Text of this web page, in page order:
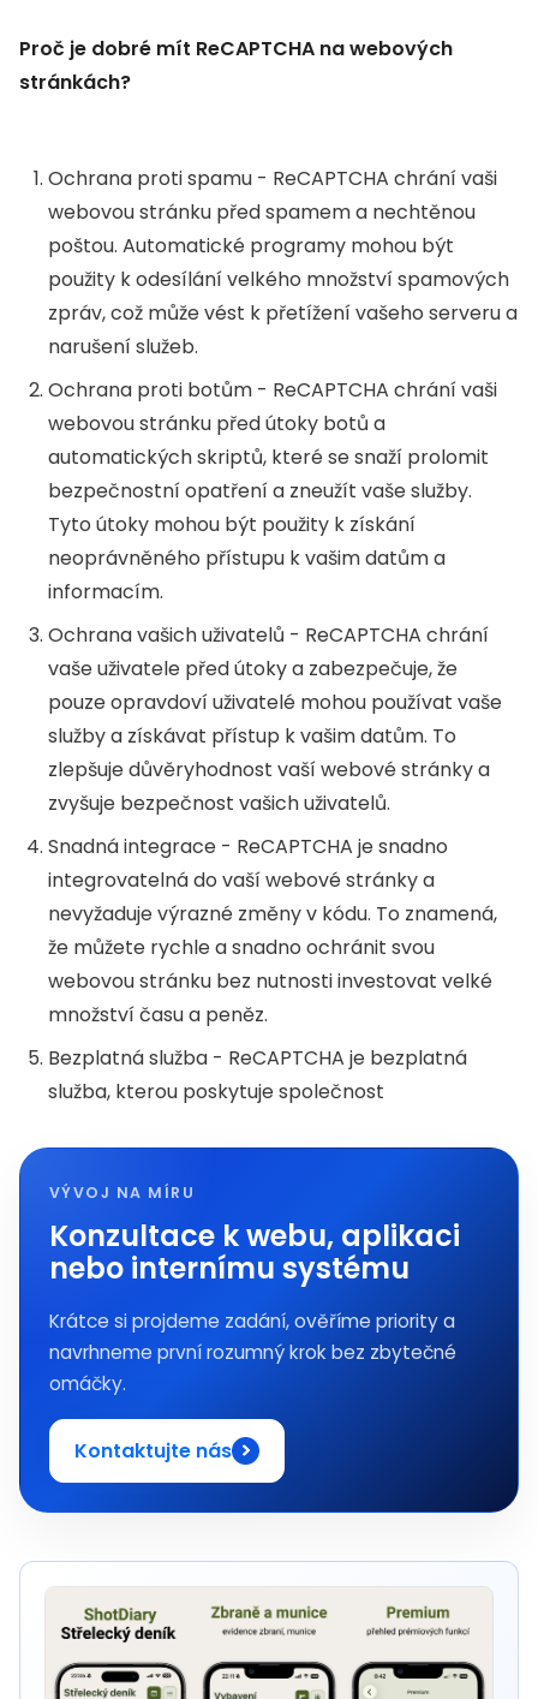
Proč je dobré mít ReCAPTCHA na webových
stránkách?
Ochrana proti spamu - ReCAPTCHA chrání vaši
webovou stránku před spamem a nechtěnou
poštou. Automatické programy mohou být
použity k odesílání velkého množství spamových
zpráv, což může vést k přetížení vašeho serveru a
narušení služeb.
Ochrana proti botům - ReCAPTCHA chrání vaši
webovou stránku před útoky botů a
automatických skriptů, které se snaží prolomit
bezpečnostní opatření a zneužít vaše služby.
Tyto útoky mohou být použity k získání
neoprávněného přístupu k vašim datům a
informacím.
Ochrana vašich uživatelů - ReCAPTCHA chrání
vaše uživatele před útoky a zabezpečuje, že
pouze opravdoví uživatelé mohou používat vaše
služby a získávat přístup k vašim datům. To
zlepšuje důvěryhodnost vaší webové stránky a
zvyšuje bezpečnost vašich uživatelů.
Snadná integrace - ReCAPTCHA je snadno
integrovatelná do vaší webové stránky a
nevyžaduje výrazné změny v kódu. To znamená,
že můžete rychle a snadno ochránit svou
webovou stránku bez nutnosti investovat velké
množství času a peněz.
Bezplatná služba - ReCAPTCHA je bezplatná
služba, kterou poskytuje společnost
VÝVOJ NA MÍRU
Konzultace k webu, aplikaci
nebo internímu systému
Krátce si projdeme zadání, ověříme priority a
navrhneme první rozumný krok bez zbytečné
omáčky.
Kontaktujte nás